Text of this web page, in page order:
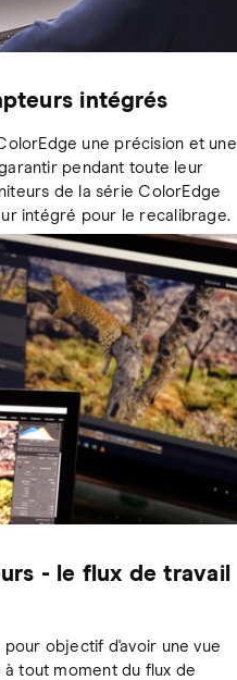
intégrés
une précision et une
pendant toute leur
de la série ColorEdge
intégré pour le recalibrage.
- le flux de travail
pour objectif d'avoir une vue
tout moment du flux de